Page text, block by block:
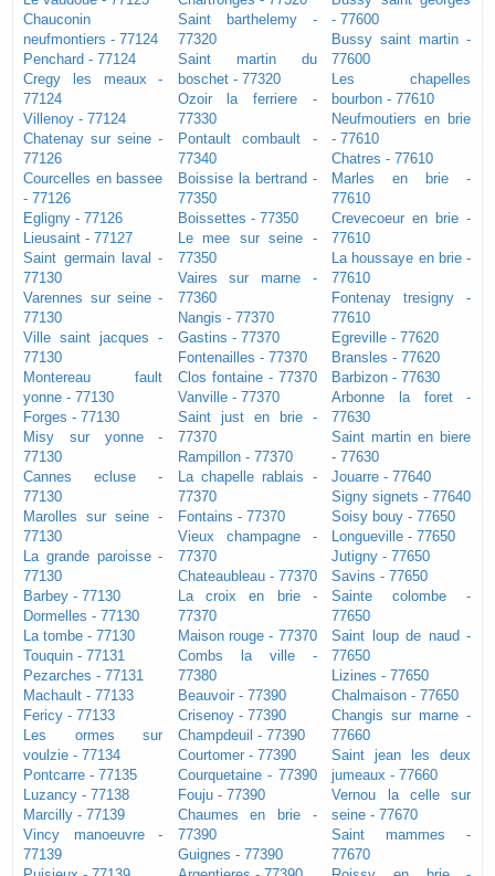
Chauconin
neufmontiers - 77124
Penchard - 77124
Cregy les meaux -
77124
Villenoy - 77124
Chatenay sur seine -
77126
Courcelles en bassee
- 77126
Egligny - 77126
Lieusaint - 77127
Saint germain laval -
77130
Varennes sur seine -
77130
Ville saint jacques -
77130
Montereau fault
yonne - 77130
Forges - 77130
Misy sur yonne -
77130
Cannes ecluse -
77130
Marolles sur seine -
77130
La grande paroisse -
77130
Barbey - 77130
Dormelles - 77130
La tombe - 77130
Touquin - 77131
Pezarches - 77131
Machault - 77133
Fericy - 77133
Les ormes sur
voulzie - 77134
Pontcarre - 77135
Luzancy - 77138
Marcilly - 77139
Vincy manoeuvre -
77139
Saint barthelemy -
77320
Saint martin du
boschet - 77320
Ozoir la ferriere -
77330
Pontault combault -
77340
Boissise la bertrand -
77350
Boissettes - 77350
Le mee sur seine -
77350
Vaires sur marne -
77360
Nangis - 77370
Gastins - 77370
Fontenailles - 77370
Clos fontaine - 77370
Vanville - 77370
Saint just en brie -
77370
Rampillon - 77370
La chapelle rablais -
77370
Fontains - 77370
Vieux champagne -
77370
Chateaubleau - 77370
La croix en brie -
77370
Maison rouge - 77370
Combs la ville -
77380
Beauvoir - 77390
Crisenoy - 77390
Champdeuil - 77390
Courtomer - 77390
Courquetaine - 77390
Fouju - 77390
Chaumes en brie -
77390
Guignes - 77390
- 77600
Bussy saint martin -
77600
Les chapelles
bourbon - 77610
Neufmoutiers en brie
- 77610
Chatres - 77610
Marles en brie -
77610
Crevecoeur en brie -
77610
La houssaye en brie -
77610
Fontenay tresigny -
77610
Egreville - 77620
Bransles - 77620
Barbizon - 77630
Arbonne la foret -
77630
Saint martin en biere
- 77630
Jouarre - 77640
Signy signets - 77640
Soisy bouy - 77650
Longueville - 77650
Jutigny - 77650
Savins - 77650
Sainte colombe -
77650
Saint loup de naud -
77650
Lizines - 77650
Chalmaison - 77650
Changis sur marne -
77660
Saint jean les deux
jumeaux - 77660
Vernou la celle sur
seine - 77670
Saint mammes -
77670